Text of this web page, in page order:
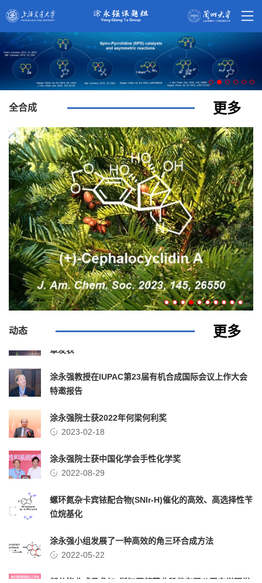
全合成 更多
动态 更多
涂永强小组发展了一种高效的角三环合成方法
2022-05-22
部分毕业成员参加“浙江国邦药业股份有限公司产学研学
术讨论会”
角三环构筑方法已用于天然产物全合成，并作为封面文
涂永强教授在IUPAC第23届有机合成国际会议上作大会
特邀报告
涂永强院士获2022年何梁何利奖
涂永强院士获中国化学会手性化学奖
螺环氮杂卡宾铱配合物(SNIr-H)催化的高效、高选择性苄
位烷基化
涂永强小组发展了一种高效的角三环合成方法
部分毕业成员参加“浙江国邦药业股份有限公司产学研学